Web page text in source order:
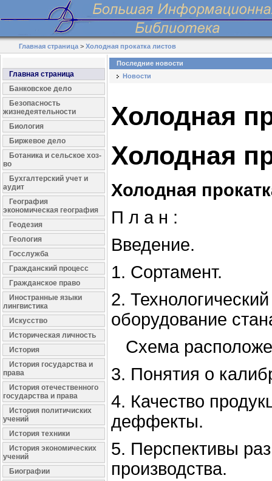
Главная страница >Холодная прокатка листов
Главная страница
Банковское дело
Безопасность
жизнедеятельности
Биология
Биржевое дело
Ботаника и сельское хоз-
во
Бухгалтерский учет и
аудит
География
экономическая география
Геодезия
Геология
Госслужба
Гражданский процесс
Гражданское право
Иностранные языки
лингвистика
Искусство
Историческая личность
История
История государства и
права
История отечественного
государства и права
История политичиских
учений
История техники
История экономических
учений
Биографии
Последние новости
Новости
Холодная
Холодная
Холодная
П л а н :
Введение.
1. Сортамент.
2.
оборудование
Схема
3. Понятия о
4. Качество
деффекты.
5. Перспективы
производства.